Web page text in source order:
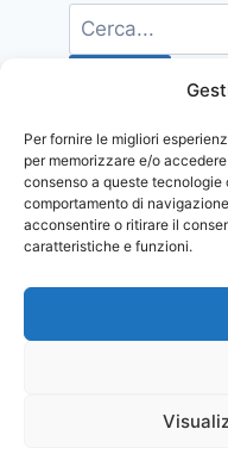
Per fornire le migliori
per memorizzare e/o
consenso a queste tecnologie
comportamento di
acconsentire o ritirare il
caratteristiche e funzioni.
© 2026